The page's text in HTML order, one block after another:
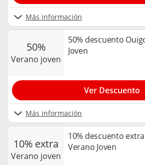
Más información
50%
verano joven
50% descuento
Joven
Más información
Ver Descuento
10% extra
verano joven
10% descuento
Verano Joven